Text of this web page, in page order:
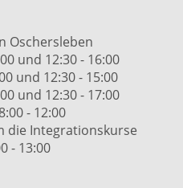
Oschersleben
und 12:30 - 16:00
12:30 - 15:00
12:30 - 17:00
- 12:00
die Integrationskurse
- 13:00